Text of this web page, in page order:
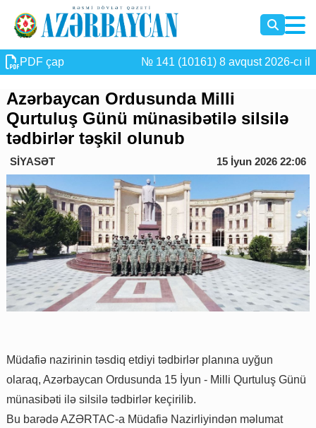
PDF çap № 141 (10161) 8 avqust 2026-cı il
Azərbaycan Ordusunda Milli
Qurtuluş Günü münasibətilə silsilə
tədbirlər təşkil olunub
SİYASƏT 15 İyun 2026 22:06
Müdafiə nazirinin təsdiq etdiyi tədbirlər planına uyğun
olaraq, Azərbaycan Ordusunda 15 İyun - Milli Qurtuluş Günü
münasibəti ilə silsilə tədbirlər keçirilib.
Bu barədə AZƏRTAC-a Müdafiə Nazirliyindən məlumat